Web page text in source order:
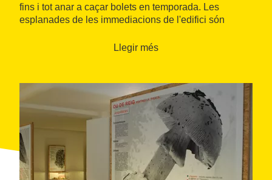
fins i tot anar a caçar bolets en temporada. Les
esplanades de les immediacions de l'edifici són
Llegir més